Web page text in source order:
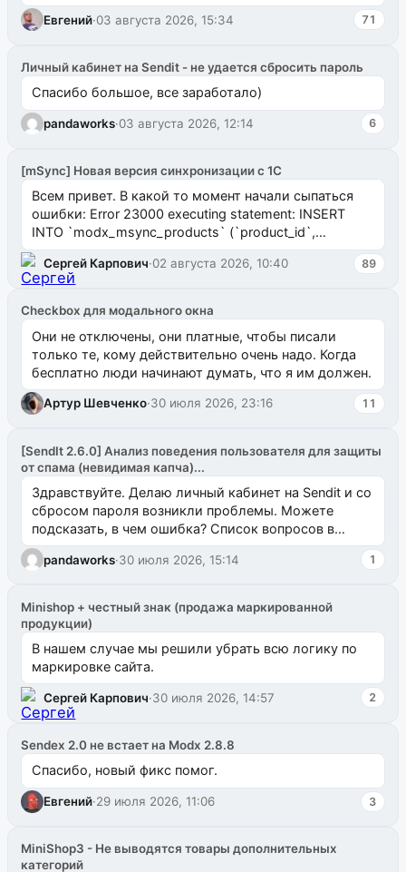
Евгений·03 августа 2026, 15:34 71
Личный кабинет на Sendit - не удается сбросить пароль
Спасибо большое, все заработало)
pandaworks·03 августа 2026, 12:14 6
[mSync] Новая версия синхронизации с 1С
Всем привет. В какой то момент начали сыпаться
ошибки: Error 23000 executing statement: INSERT
INTO `modx_msync_products` (`product_id`,
`uuid_1c`) VALUES ...
Сергей Карпович·02 августа 2026, 10:40 89
Checkbox для модального окна
Они не отключены, они платные, чтобы писали
только те, кому действительно очень надо. Когда
бесплатно люди начинают думать, что я им должен.
Артур Шевченко·30 июля 2026, 23:16 11
[SendIt 2.6.0] Анализ поведения пользователя для защиты
от спама (невидимая капча)...
Здравствуйте. Делаю личный кабинет на Sendit и со
сбросом пароля возникли проблемы. Можете
подсказать, в чем ошибка? Список вопросов в
одноименном разделе на modx.pro пока пуст, и,...
pandaworks·30 июля 2026, 15:14 1
Minishop + честный знак (продажа маркированной
продукции)
В нашем случае мы решили убрать всю логику по
маркировке сайта.
Сергей Карпович·30 июля 2026, 14:57 2
Sendex 2.0 не встает на Modx 2.8.8
Спасибо, новый фикс помог.
Евгений·29 июля 2026, 11:06 3
MiniShop3 - Не выводятся товары дополнительных
категорий